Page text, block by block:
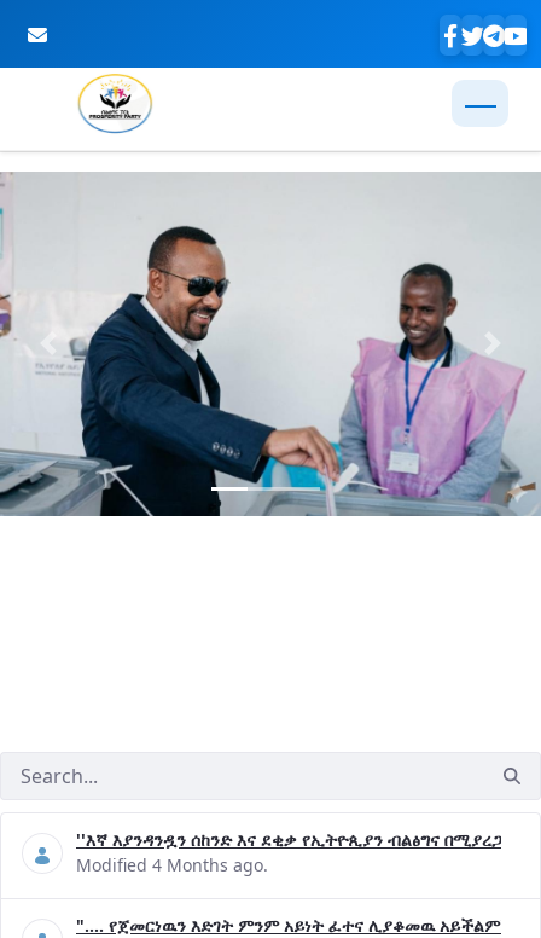
Skip to Main Content
Previous Next
''እኛ እያንዳንዷን ሰከንድ እና ደቂቃ የኢትዮጲያን ብልፅግና
Modified 4 Months ago.
".... የጀመርነዉን እድገት ምንም አይነት ፈተና ሊያቆመዉ አይችልም"-